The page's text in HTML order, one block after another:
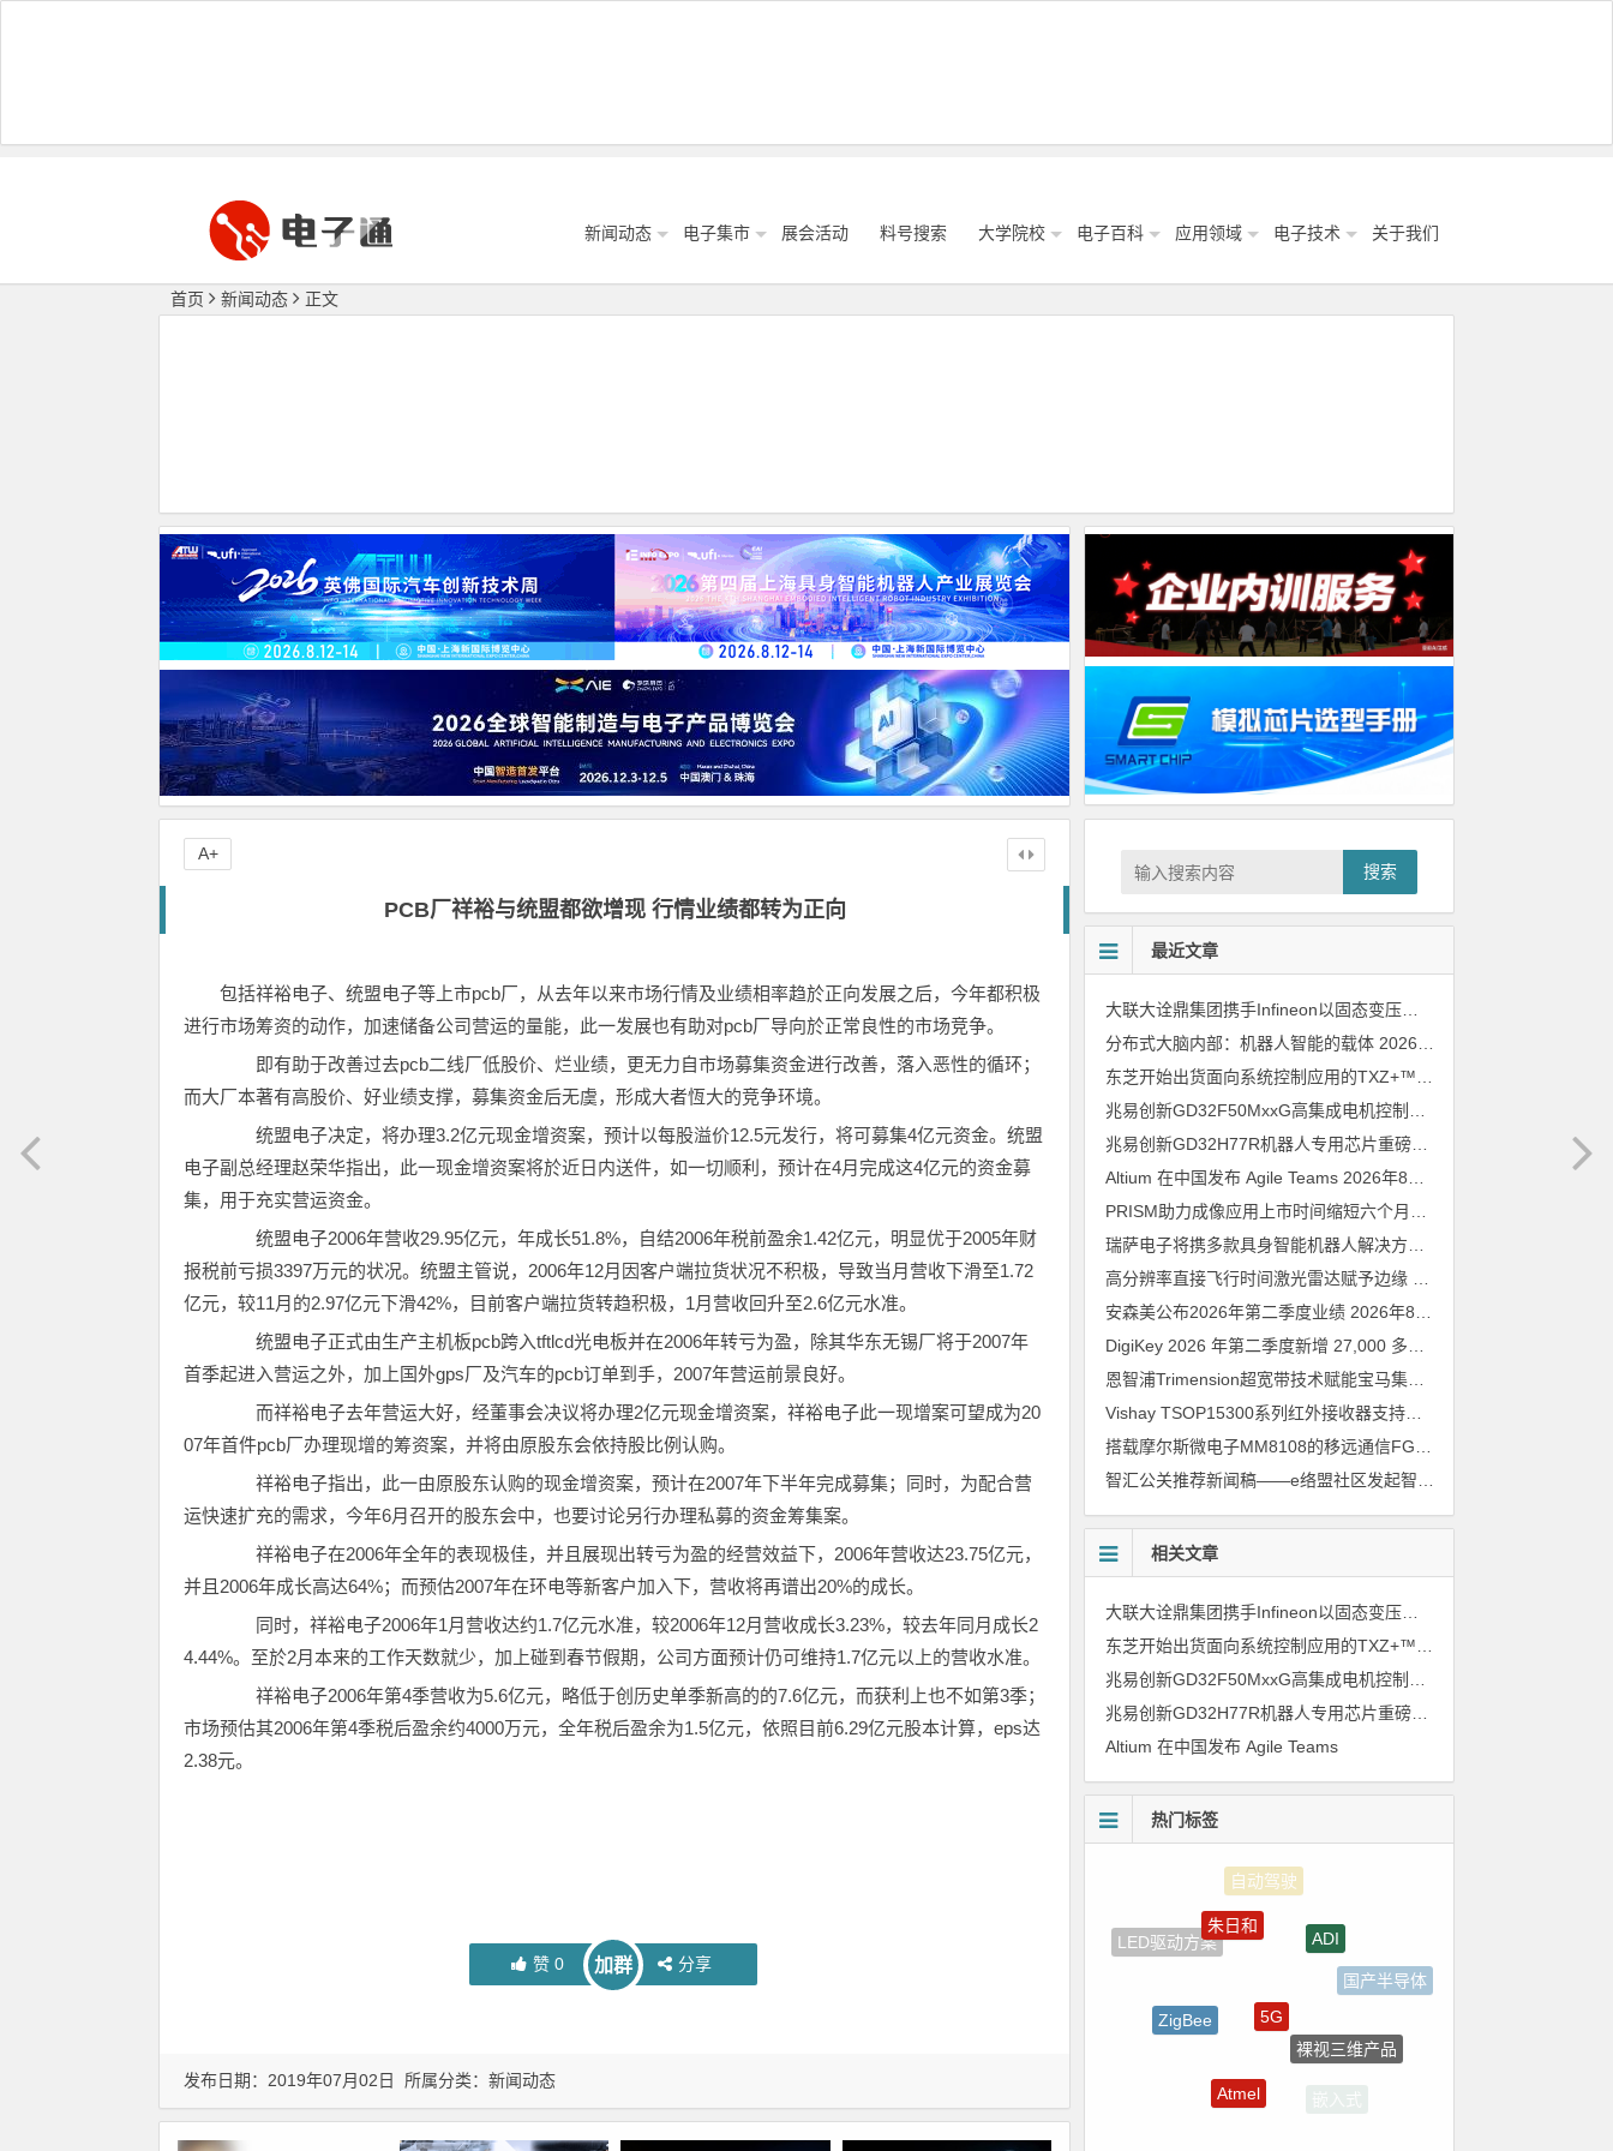
新闻动态 电子集市 展会活动 料号搜索 大学院校 电子百科 应用领域 电子技术 关于我们
首页 新闻动态 正文
PCB厂祥裕与统盟都欲增现 行情业绩都转为正向
包括祥裕电子、统盟电子等上市pcb厂，从去年以来市场行情及业绩相率趋於正向发展之后，今年都积极
进行市场筹资的动作，加速储备公司营运的量能，此一发展也有助对pcb厂导向於正常良性的市场竞争。
即有助于改善过去pcb二线厂低股价、烂业绩，更无力自市场募集资金进行改善，落入恶性的循环；
而大厂本著有高股价、好业绩支撑，募集资金后无虞，形成大者恆大的竞争环境。
统盟电子决定，将办理3.2亿元现金增资案，预计以每股溢价12.5元发行，将可募集4亿元资金。统盟
电子副总经理赵荣华指出，此一现金增资案将於近日内送件，如一切顺利，预计在4月完成这4亿元的资金募
集，用于充实营运资金。
统盟电子2006年营收29.95亿元，年成长51.8%，自结2006年税前盈余1.42亿元，明显优于2005年财
报税前亏损3397万元的状况。统盟主管说，2006年12月因客户端拉货状况不积极，导致当月营收下滑至1.72
亿元，较11月的2.97亿元下滑42%，目前客户端拉货转趋积极，1月营收回升至2.6亿元水准。
统盟电子正式由生产主机板pcb跨入tftlcd光电板并在2006年转亏为盈，除其华东无锡厂将于2007年
首季起进入营运之外，加上国外gps厂及汽车的pcb订单到手，2007年营运前景良好。
而祥裕电子去年营运大好，经董事会决议将办理2亿元现金增资案，祥裕电子此一现增案可望成为20
07年首件pcb厂办理现增的筹资案，并将由原股东会依持股比例认购。
祥裕电子指出，此一由原股东认购的现金增资案，预计在2007年下半年完成募集；同时，为配合营
运快速扩充的需求，今年6月召开的股东会中，也要讨论另行办理私募的资金筹集案。
祥裕电子在2006年全年的表现极佳，并且展现出转亏为盈的经营效益下，2006年营收达23.75亿元，
并且2006年成长高达64%；而预估2007年在环电等新客户加入下，营收将再谱出20%的成长。
同时，祥裕电子2006年1月营收达约1.7亿元水准，较2006年12月营收成长3.23%，较去年同月成长2
4.44%。至於2月本来的工作天数就少，加上碰到春节假期，公司方面预计仍可维持1.7亿元以上的营收水准。
祥裕电子2006年第4季营收为5.6亿元，略低于创历史单季新高的的7.6亿元，而获利上也不如第3季；
市场预估其2006年第4季税后盈余约4000万元，全年税后盈余为1.5亿元，依照目前6.29亿元股本计算，eps达
2.38元。
赞0 加群 分享
A+
发布日期：2019年07月02日 所属分类： 新闻动态
搜索
最近文章
大联大诠鼎集团携手Infineon以固态变压器重构配电效率新标杆
分布式大脑内部：机器人智能的载体 2026年8月6日
兆易创新GD32H77R机器人专用芯片重磅亮相，精准赋能伺服驱动与关节控制
Altium 在中国发布 Agile Teams 2026年8月6日
安森美公布2026年第二季度业绩 2026年8月6日
恩智浦Trimension超宽带技术赋能宝马集团Digital Key Plus及生命体存在检测功能
Vishay TSOP15300系列红外接收器支持所有主流遥控代码
相关文章
大联大诠鼎集团携手Infineon以固态变压器重构配电效率新标杆
兆易创新GD32H77R机器人专用芯片重磅亮相，精准赋能伺服驱动与关节控制
Altium 在中国发布 Agile Teams
热门标签
LED驱动方案
国产半导体